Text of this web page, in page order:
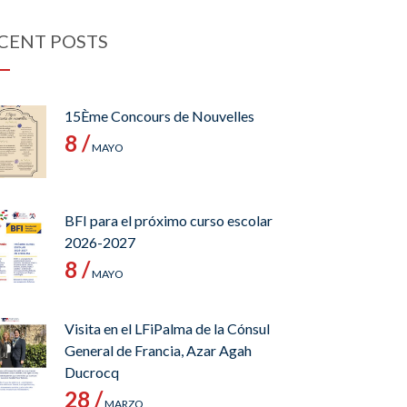
POSTS
15Ème Concours de Nouvelles
8 /MAYO
BFI para el próximo curso escolar
2026-2027
8 /MAYO
Visita en el LFiPalma de la Cónsul
General de Francia, Azar Agah
Ducrocq
28 /MARZO